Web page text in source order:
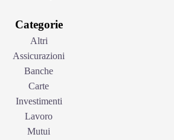
Categorie
Altri
Assicurazioni
Banche
Carte
Investimenti
Lavoro
Mutui